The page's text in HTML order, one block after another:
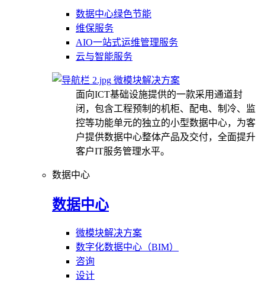
数据中心绿色节能
维保服务
AIO一站式运维管理服务
云与智能服务
微模块解决方案
面向ICT基础设施提供的一款采用通道封
闭，包含工程预制的机柜、配电、制冷、监
控等功能单元的独立的小型数据中心，为客
户提供数据中心整体产品及交付，全面提升
客户IT服务管理水平。
数据中心
数据中心
微模块解决方案
数字化数据中心（BIM）
咨询
设计